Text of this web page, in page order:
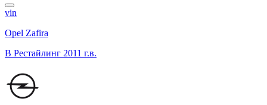
vin
Opel Zafira
B Рестайлинг 2011 г.в.